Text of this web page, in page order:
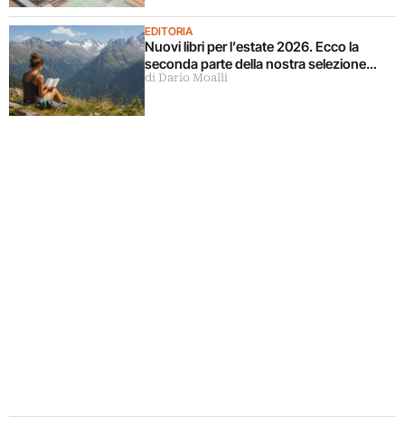
EDITORIA
Nuovi libri per l’estate 2026. Ecco la
seconda parte della nostra selezione…
di Dario Moalli